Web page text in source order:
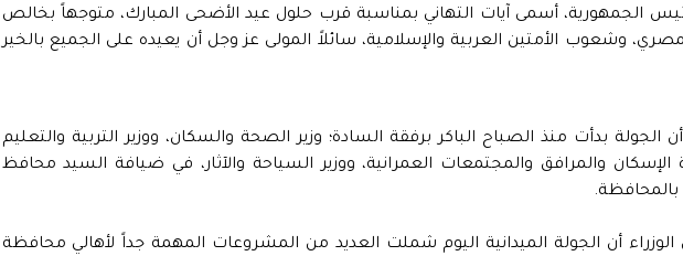
الجمهورية، أسمى آيات التهاني بمناسبة قرب حلول عيد الأضحى المبارك، متوجهاً بخالص
وشعوب الأمتين العربية والإسلامية، سائلاً المولى عز وجل أن يعيده على الجميع بالخير
الجولة بدأت منذ الصباح الباكر برفقة السادة؛ وزير الصحة والسكان، ووزير التربية والتعليم
الإسكان والمرافق والمجتمعات العمرانية، ووزير السياحة والآثار، في ضيافة السيد محافظ
بالمحافظة.
أن الجولة الميدانية اليوم شملت العديد من المشروعات المهمة جداً لأهالي محافظة